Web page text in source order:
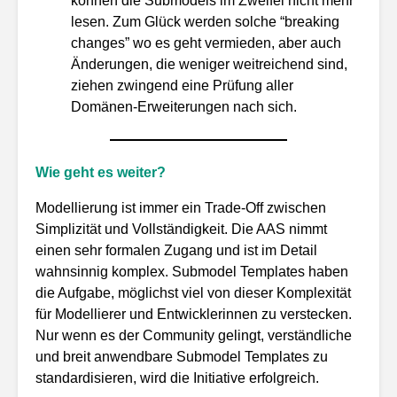
lesen. Zum Glück werden solche “breaking
changes” wo es geht vermieden, aber auch
Änderungen, die weniger weitreichend sind,
ziehen zwingend eine Prüfung aller
Domänen-Erweiterungen nach sich.
Wie geht es weiter?
Modellierung ist immer ein Trade-Off zwischen
Simplizität und Vollständigkeit. Die AAS nimmt
einen sehr formalen Zugang und ist im Detail
wahnsinnig komplex. Submodel Templates haben
die Aufgabe, möglichst viel von dieser Komplexität
für Modellierer und Entwicklerinnen zu verstecken.
Nur wenn es der Community gelingt, verständliche
und breit anwendbare Submodel Templates zu
standardisieren, wird die Initiative erfolgreich.